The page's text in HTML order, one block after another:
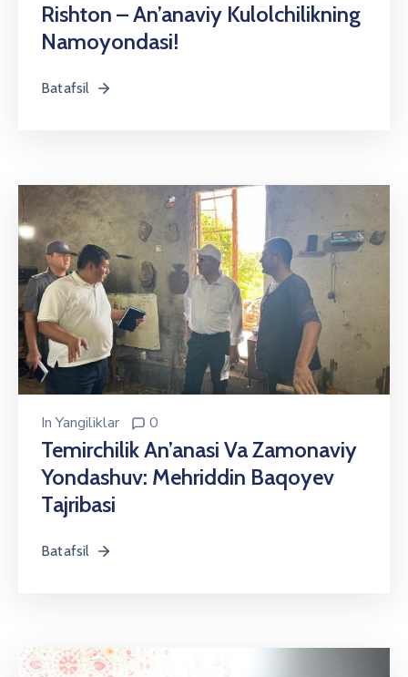
Rishton – An’anaviy Kulolchilikning
Namoyondasi!
Batafsil
InYangiliklar 0
Temirchilik An’anasi Va Zamonaviy
Yondashuv: Mehriddin Baqoyev
Tajribasi
Batafsil